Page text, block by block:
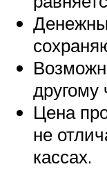
другому
Цена
не
кассах.